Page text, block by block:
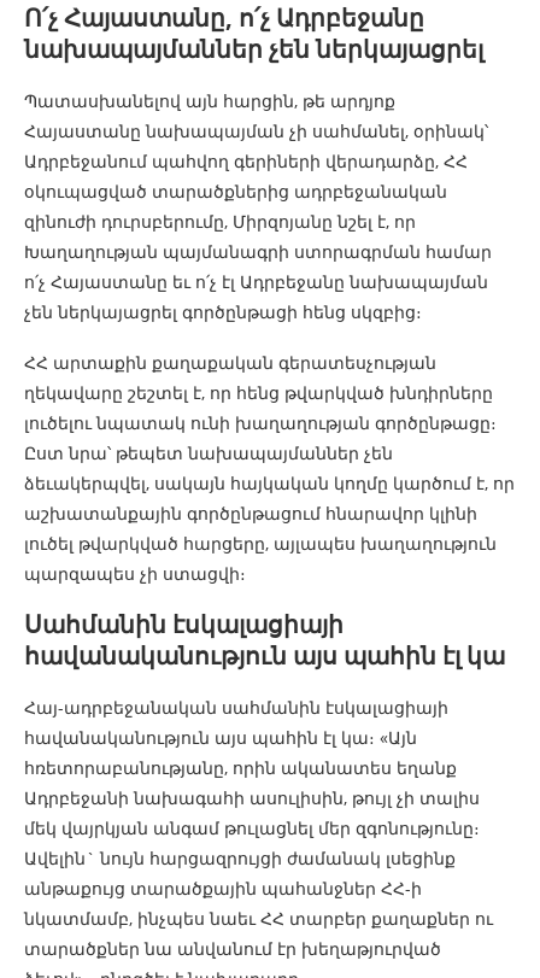
Ո՛չ Հայաստանը, ո՛չ Ադրբեջանը
նախապայմաններ չեն ներկայացրել
Պատասխանելով այն հարցին, թե արդյոք
Հայաստանը նախապայման չի սահմանել, օրինակ՝
Ադրբեջանում պահվող գերիների վերադարձը, ՀՀ
օկուպացված տարածքներից ադրբեջանական
զինուժի դուրսբերումը, Միրզոյանը նշել է, որ
Խաղաղության պայմանագրի ստորագրման համար
ո՛չ Հայաստանը եւ ո՛չ էլ Ադրբեջանը նախապայման
չեն ներկայացրել գործընթացի հենց սկզբից։
ՀՀ արտաքին քաղաքական գերատեսչության
ղեկավարը շեշտել է, որ հենց թվարկված խնդիրները
լուծելու նպատակ ունի խաղաղության գործընթացը։
Ըստ նրա՝ թեպետ նախապայմաններ չեն
ձեւակերպվել, սակայն հայկական կողմը կարծում է, որ
աշխատանքային գործընթացում հնարավոր կլինի
լուծել թվարկված հարցերը, այլապես խաղաղություն
պարզապես չի ստացվի։
Սահմանին էսկալացիայի
հավանականություն այս պահին էլ կա
Հայ-ադրբեջանական սահմանին էսկալացիայի
հավանականություն այս պահին էլ կա։ «Այն
հռետորաբանությանը, որին ականատես եղանք
Ադրբեջանի նախագահի ասուլիսին, թույլ չի տալիս
մեկ վայրկյան անգամ թուլացնել մեր զգոնությունը։
Ավելին` նույն հարցազրույցի ժամանակ լսեցինք
անթաքույց տարածքային պահանջներ ՀՀ-ի
նկատմամբ, ինչպես նաեւ ՀՀ տարբեր քաղաքներ ու
տարածքներ նա անվանում էր խեղաթյուրված